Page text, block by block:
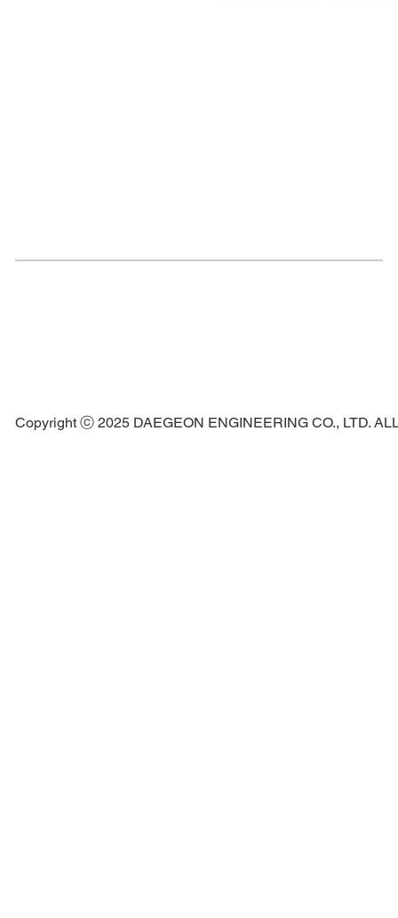
Copyright ⓒ 2025 DAEGEON ENGINEERING CO., LTD.